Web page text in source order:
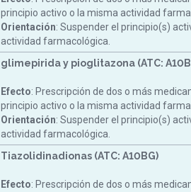
principio activo o la misma actividad
Orientación: Suspender el principio(s)
actividad farmacológica.
glimepirida y pioglitazona (ATC:
Efecto: Prescripción de dos o más
principio activo o la misma actividad
Orientación: Suspender el principio(s)
actividad farmacológica.
Tiazolidinadionas (ATC: A10BG)
Efecto: Prescripción de dos o más